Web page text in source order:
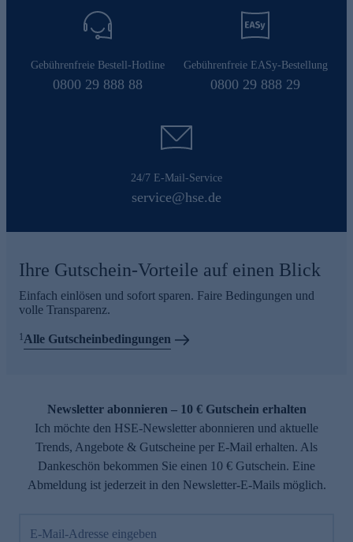
Gebührenfreie Bestell-Hotline
0800 29 888 88
Gebührenfreie EASy-Bestellung
0800 29 888 29
24/7 E-Mail-Service
service@hse.de
Ihre Gutschein-Vorteile auf einen Blick
Einfach einlösen und sofort sparen. Faire Bedingungen und
volle Transparenz.
1 Alle Gutscheinbedingungen
Newsletter abonnieren – 10 € Gutschein erhalten
Ich möchte den HSE-Newsletter abonnieren und aktuelle
Trends, Angebote & Gutscheine per E-Mail erhalten. Als
Dankeschön bekommen Sie einen 10 € Gutschein. Eine
Abmeldung ist jederzeit in den Newsletter-E-Mails möglich.
E-Mail-Adresse eingeben